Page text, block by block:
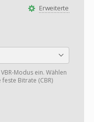
Erweiterte
Modus ein. Wählen
Bitrate (CBR)